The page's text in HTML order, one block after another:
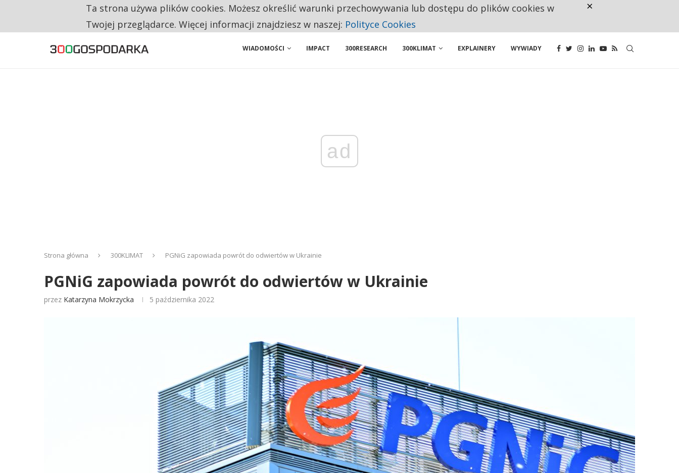
RESTRYKCJE CHIN UDERZAJĄ W EUROPEJSKI PRZEMYSŁ. NA LIŚCIE SĄ DWA PODMIOTY Z POLSKI
WIADOMOŚCI IMPACT 300RESEARCH 300KLIMAT EXPLAINERY WYWIADY
ad
Strona główna 300KLIMAT PGNiG zapowiada powrót do odwiertów w Ukrainie
PGNiG zapowiada powrót do odwiertów w Ukrainie
przez Katarzyna Mokrzycka 5 października 2022
Ta strona używa plików cookies. Możesz określić warunki przechowywania lub dostępu do plików cookies w
Twojej przeglądarce. Więcej informacji znajdziesz w naszej: Polityce Cookies
×